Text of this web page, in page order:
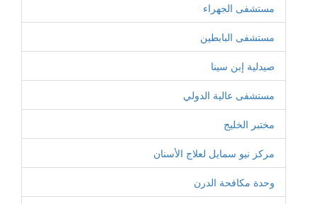
مستشفى الجهراء
مستشفى البابطين
صيدلية إبن سينا
مستشفى عالية الدولي
مختبر الخليج
مركز نيو سمايل لعلاج الأسنان
وحدة مكافحة الدرن